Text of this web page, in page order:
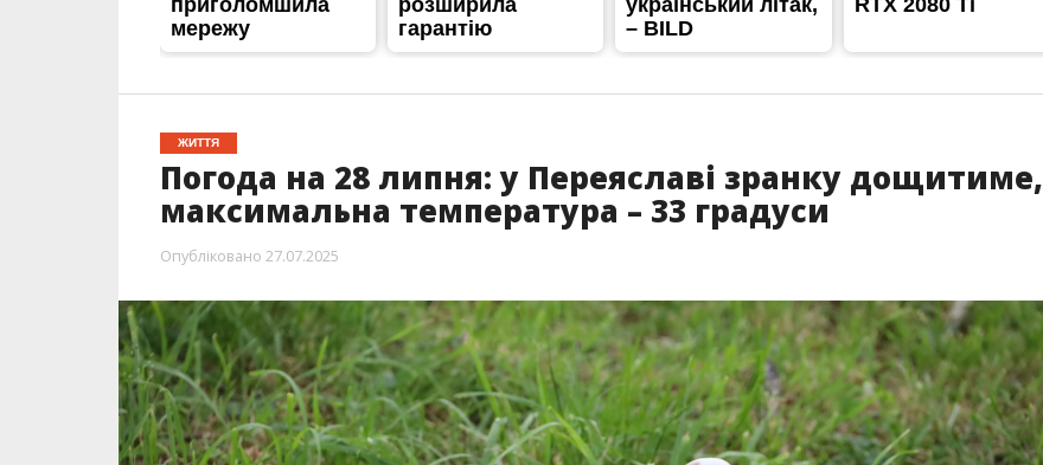
ЖИТТЯ
Погода на 28 липня: у Переяславі зранку дощитиме,
максимальна температура – 33 градуси
Опубліковано 27.07.2025